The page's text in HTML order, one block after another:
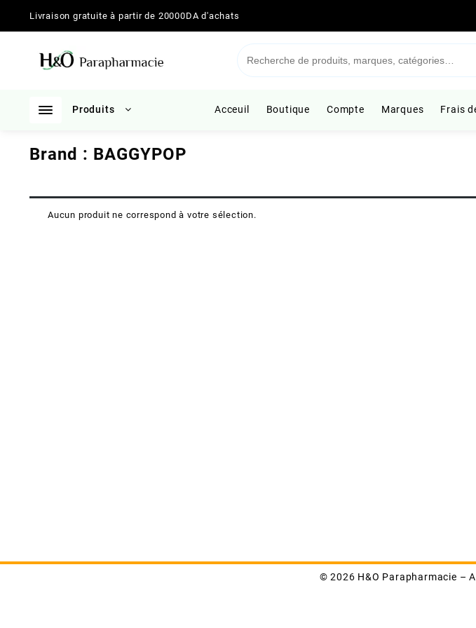
Livraison gratuite à partir de 20000DA d'achats
Produits Acceuil Boutique Compte Marques Frais
Brand : BAGGYPOP
Aucun produit ne correspond à votre sélection.
© 2026 H&O Parapharmacie –